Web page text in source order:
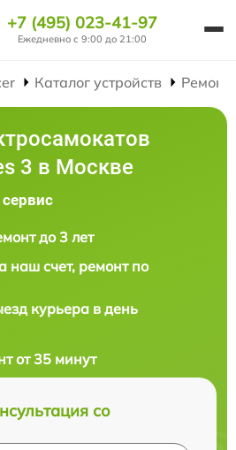
+7 (495) 023-41-97
Ежедневно с 9:00 до 21:00
Каталог устройств Ремонт
3 в Москве
до 3 лет
наш счет, ремонт по
курьера в день
от 35 минут
со